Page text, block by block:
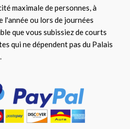
maximale de personnes, à
l'année ou lors de journées
que vous subissiez de courts
qui ne dépendent pas du Palais